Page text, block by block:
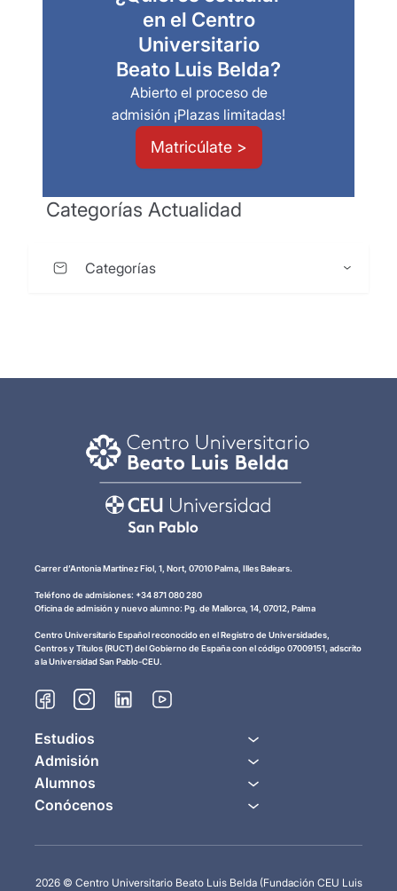
en el Centro
Universitario
Beato Luis Belda?
Abierto el proceso de
admisión ¡Plazas limitadas!
Matricúlate >
Categorías Actualidad
Categorías
Carrer d’Antonia Martínez Fiol, 1, Nort, 07010 Palma, Illes Balears.
Teléfono de admisiones: +34 871 080 280
Oficina de admisión y nuevo alumno: Pg. de Mallorca, 14, 07012, Palma
Centro Universitario Español reconocido en el Registro de Universidades,
Centros y Títulos (RUCT) del Gobierno de España con el código 07009151, adscrito
a la Universidad San Pablo-CEU.
Estudios
Admisión
Alumnos
Conócenos
2026 © Centro Universitario Beato Luis Belda (Fundación CEU Luis